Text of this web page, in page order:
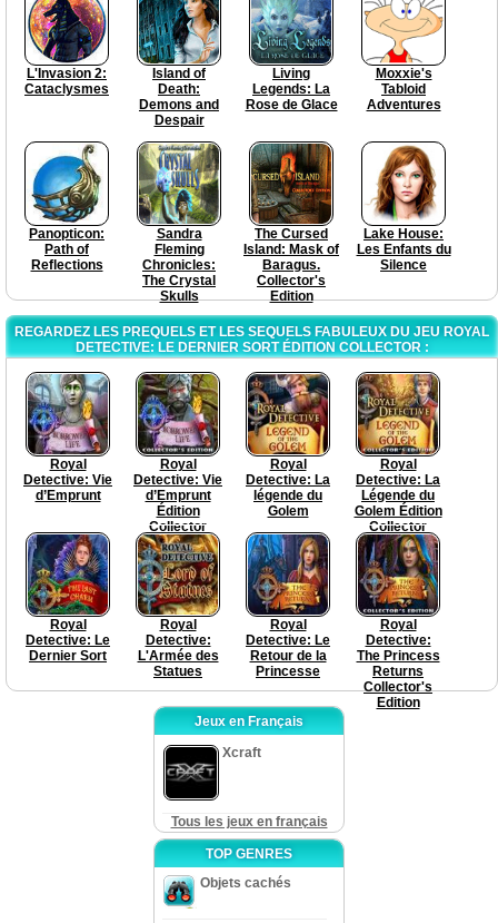
L'Invasion 2:
Cataclysmes
Island of
Death:
Demons and
Despair
Living
Legends: La
Rose de Glace
Moxxie's
Tabloid
Adventures
Panopticon:
Path of
Reflections
Sandra
Fleming
Chronicles:
The Crystal
Skulls
The Cursed
Island: Mask of
Baragus.
Collector's
Edition
Lake House:
Les Enfants du
Silence
REGARDEZ LES PREQUELS ET LES SEQUELS FABULEUX DU JEU ROYAL
DETECTIVE: LE DERNIER SORT ÉDITION COLLECTOR :
Royal
Detective: Vie
d’Emprunt
Royal
Detective: Vie
d’Emprunt
Édition
Collector
Royal
Detective: La
légende du
Golem
Royal
Detective: La
Légende du
Golem Édition
Collector
Royal
Detective: Le
Dernier Sort
Royal
Detective:
L'Armée des
Statues
Royal
Detective: Le
Retour de la
Princesse
Royal
Detective:
The Princess
Returns
Collector's
Edition
Jeux en Français
Xcraft
Tous les jeux en français
TOP GENRES
Objets cachés